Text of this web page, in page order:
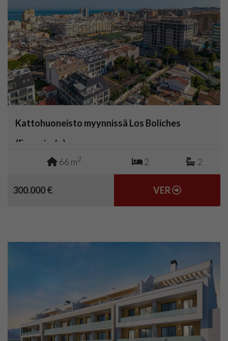
Kattohuoneisto myynnissä Los Boliches
(Fuengirola)
66 m2 2 2
300.000 € VER